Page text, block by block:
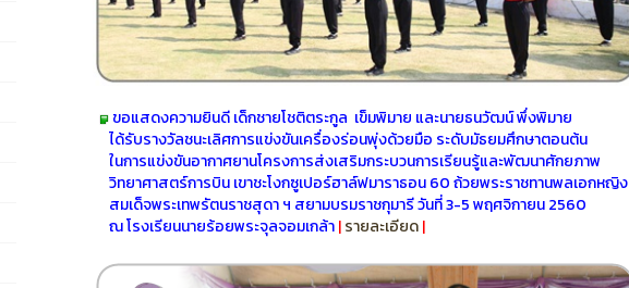
ขอแสดงความยินดี เด็กชายโชติตระกูล เข็มพิมาย และนายธนวัฒน์ พึ่งพิมาย
ได้รับรางวัลชนะเลิศการแข่งขันเครื่องร่อนพุ่งด้วยมือ ระดับมัธยมศึกษาตอนต้น
ในการแข่งขันอากาศยานโครงการส่งเสริมกระบวนการเรียนรู้และพัฒนาศักยภาพ
วิทยาศาสตร์การบิน เขาชะโงกซูเปอร์ฮาล์ฟมาราธอน 60 ถ้วยพระราชทานพลเอกหญิง
สมเด็จพระเทพรัตนราชสุดา ฯ สยามบรมราชกุมารี วันที่ 3-5 พฤศจิกายน 2560
ณ โรงเรียนนายร้อยพระจุลจอมเกล้า|รายละเอียด|